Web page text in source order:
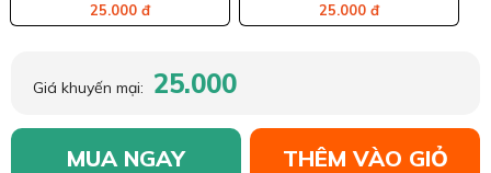
25.000 đ
25.000 đ
Giá khuyến mại: 25.000
MUA NGAY THÊM VÀO GIỎ